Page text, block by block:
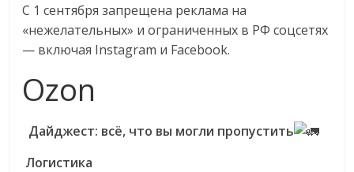
С 1 сентября запрещена реклама на
«нежелательных» и ограниченных в РФ соцсетях
— включая Instagram и Facebook.
Ozon
Дайджест: всё, что вы могли пропустить
Логистика